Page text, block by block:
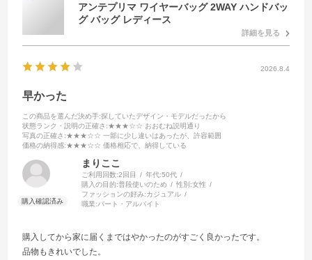
アンテプリマ ワイヤーバッグ 2WAY ハンドバッ
グ バッグ レディース
詳細を見る
2026.8.4
早かった
この商品を選んだ決め手:探していたデザイン・モデルだったから
状態ランク・説明の正確さ :★★★☆☆ おおむね説明通り
写真の正確さ :★★★☆☆ 一部に少し違いはあったが、許容範囲
価格の納得感:★★★☆☆ 価格相応で、納得している
まりここ
ご利用回数:2回目 年代:50代
購入の目的:普段使いのため 性別:女性
ファッションの好み:カジュアル
職業:パート・アルバイト
購入してから家に届くまではやかったのがすごく良かったです。
品物もきれいでした。